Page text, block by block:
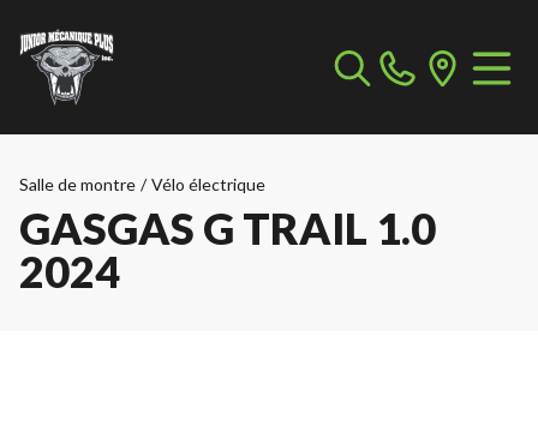
Salle de montre / Vélo électrique
GASGAS G TRAIL 1.0
2024